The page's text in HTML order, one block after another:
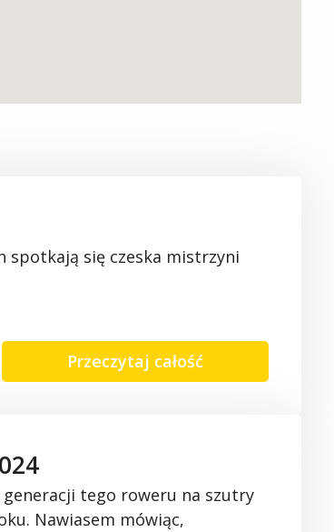
spotkają się czeska mistrzyni
Przeczytaj całość
tego roweru na szutry
Nawiasem mówiąc,